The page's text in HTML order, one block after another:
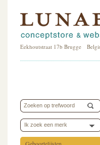
Eekhoutstraat 17b Brugge
Ik zoek een merk